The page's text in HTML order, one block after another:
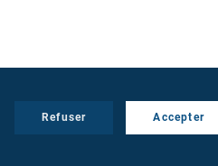
Refuser Accepter